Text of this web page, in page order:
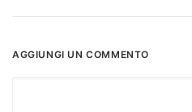
AGGIUNGI UN COMMENTO